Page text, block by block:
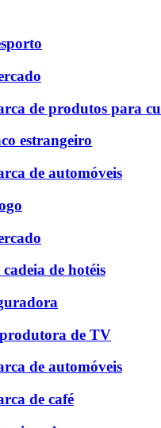
de produtos para
estrangeiro
de automóveis
de hotéis
de TV
de automóveis
de café